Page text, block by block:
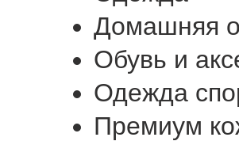
Домашняя
Обувь и
Одежда
Премиум